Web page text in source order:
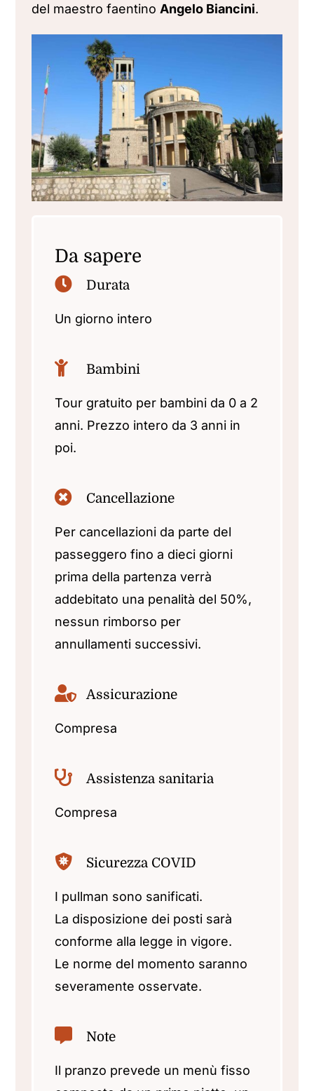
del maestro faentino Angelo Biancini.
Da sapere
Durata
Un giorno intero
Bambini
Tour gratuito per bambini da 0 a 2
anni. Prezzo intero da 3 anni in
poi.
Cancellazione
Per cancellazioni da parte del
passeggero fino a dieci giorni
prima della partenza verrà
addebitato una penalità del 50%,
nessun rimborso per
annullamenti successivi.
Assicurazione
Compresa
Assistenza sanitaria
Compresa
Sicurezza COVID
I pullman sono sanificati.
La disposizione dei posti sarà
conforme alla legge in vigore.
Le norme del momento saranno
severamente osservate.
Note
Il pranzo prevede un menù fisso